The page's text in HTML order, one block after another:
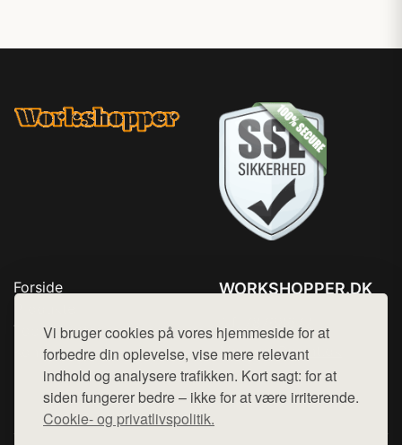
Vi bruger cookies på vores hjemmeside for at
forbedre din oplevelse, vise mere relevant
indhold og analysere trafikken. Kort sagt: for at
siden fungerer bedre – ikke for at være irriterende.
Cookie- og privatlivspolitik.
Forside
Top Rabatter
Kontakt
WORKSHOPPER.DK
Mail: hej@want.dk
Cookie- og privatlivspolitik